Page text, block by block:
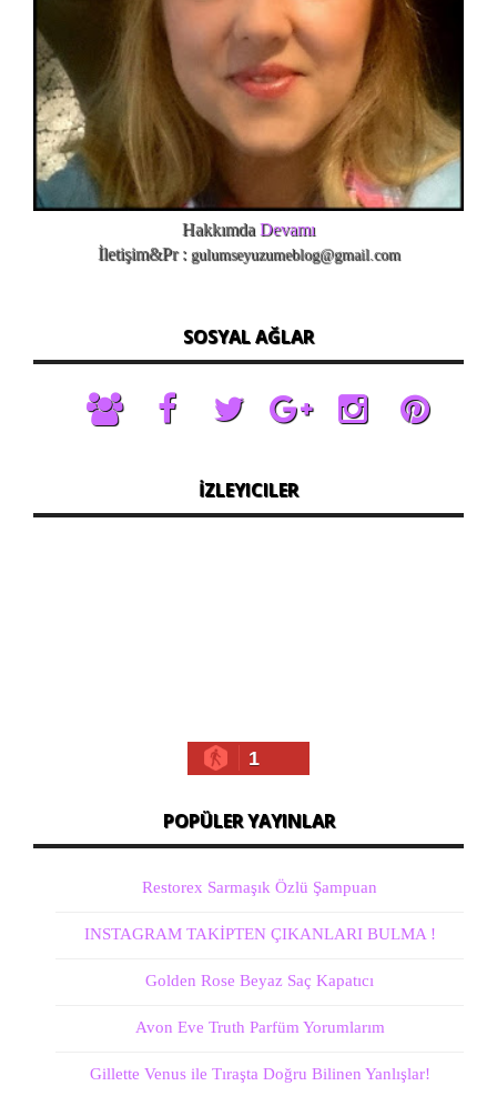
HakkımdaDevamı
İletişim&Pr : gulumseyuzumeblog@gmail.com
SOSYAL AĞLAR
İZLEYICILER
1
POPÜLER YAYINLAR
Restorex Sarmaşık Özlü Şampuan
INSTAGRAM TAKİPTEN ÇIKANLARI BULMA !
Golden Rose Beyaz Saç Kapatıcı
Avon Eve Truth Parfüm Yorumlarım
Gillette Venus ile Tıraşta Doğru Bilinen Yanlışlar!